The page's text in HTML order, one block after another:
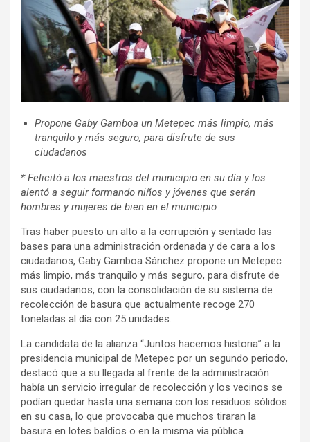
Propone Gaby Gamboa un Metepec más limpio, más
tranquilo y más seguro, para disfrute de sus
ciudadanos
* Felicitó a los maestros del municipio en su día y los
alentó a seguir formando niños y jóvenes que serán
hombres y mujeres de bien en el municipio
Tras haber puesto un alto a la corrupción y sentado las
bases para una administración ordenada y de cara a los
ciudadanos, Gaby Gamboa Sánchez propone un Metepec
más limpio, más tranquilo y más seguro, para disfrute de
sus ciudadanos, con la consolidación de su sistema de
recolección de basura que actualmente recoge 270
toneladas al día con 25 unidades.
La candidata de la alianza “Juntos hacemos historia” a la
presidencia municipal de Metepec por un segundo periodo,
destacó que a su llegada al frente de la administración
había un servicio irregular de recolección y los vecinos se
podían quedar hasta una semana con los residuos sólidos
en su casa, lo que provocaba que muchos tiraran la
basura en lotes baldíos o en la misma vía pública.